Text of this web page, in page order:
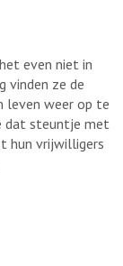
even niet in
vinden ze de
leven weer op te
dat steuntje met
hun vrijwilligers